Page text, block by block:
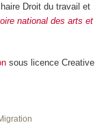
Droit du travail et
national des arts et
sous licence Creative